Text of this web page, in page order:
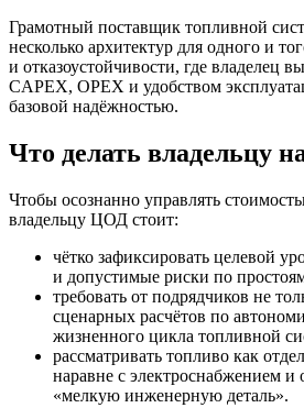
Грамотный поставщик топливной
несколько архитектур для одного и
и отказоустойчивости, где владелец
CAPEX, OPEX и удобством
базовой надёжностью.
Что делать владельцу
Чтобы осознанно управлять
владельцу ЦОД стоит:
чётко зафиксировать целевой
и допустимые риски по
требовать от подрядчиков не
сценарных расчётов по
жизненного цикла топливной
рассматривать топливо как
наравне с электроснабжением и
«мелкую инженерную деталь».